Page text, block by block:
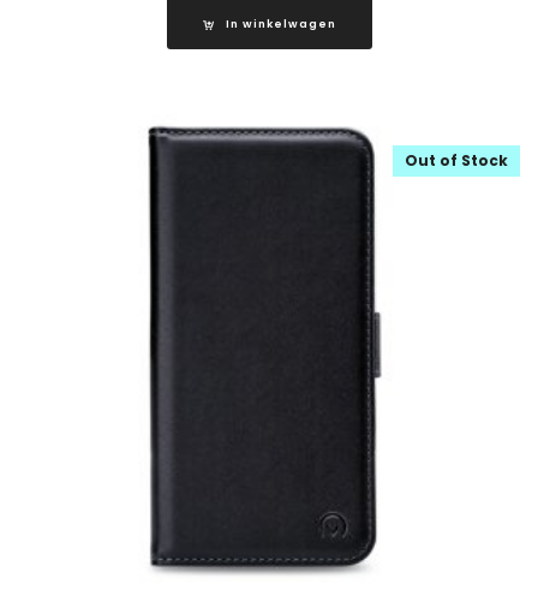
In winkelwagen
Out of Stock